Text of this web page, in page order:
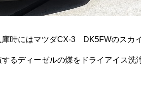
庫時にはマツダCX-3 DK5FWのスカ
るディーゼルの煤をドライアイス洗